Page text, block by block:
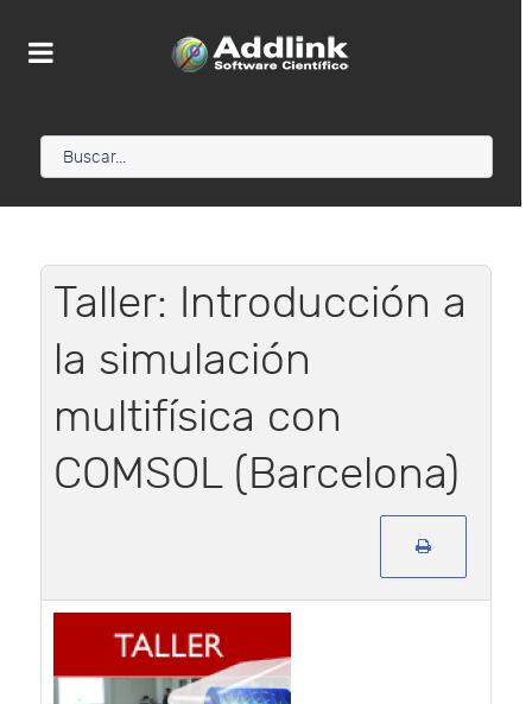
Taller: Introducción a
la simulación
multifísica con
COMSOL (Barcelona)